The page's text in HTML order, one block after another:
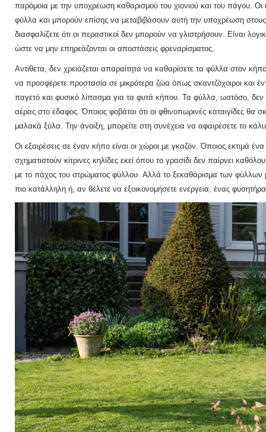
παρόμοια με την υποχρέωση καθαρισμού του χιονιού και του πάγου. Οι
φύλλα και μπορούν επίσης να μεταβιβάσουν αυτή την υποχρέωση στους
διασφαλίζετε ότι οι περαστικοί δεν μπορούν να γλιστρήσουν. Είναι
ώστε να μην επηρεάζονται οι αποστάσεις φρεναρίσματος.
Αντίθετα, δεν χρειάζεται απαραίτητα να καθαρίσετε τα φύλλα στον
να προσφέρετε προστασία σε μικρότερα ζώα όπως σκαντζόχοιροι και
παγετό και φυσικό λίπασμα για τα φυτά κήπου. Τα φύλλα, ωστόσο, δεν
αέρας στο έδαφος.Όποιος φοβάται ότι οι φθινοπωρινές καταιγίδες
μαλακά ξύλα. Την άνοιξη, μπορείτε στη συνέχεια να αφαιρέσετε το
Οι εξαιρέσεις σε έναν κήπο είναι οι χώροι με γκαζόν.Όποιος εκτιμά
σχηματιστούν κίτρινες κηλίδες εκεί όπου το γρασίδι δεν παίρνει
με το πάχος του στρώματος φύλλου. Αλλά το ξεκαθάρισμα των φύλλων
πιο κατάλληλη ή, αν θέλετε να εξοικονομήσετε ενέργεια, ένας